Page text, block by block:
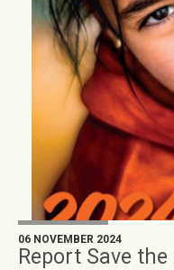
06 NOVEMBER 2024
Report Save